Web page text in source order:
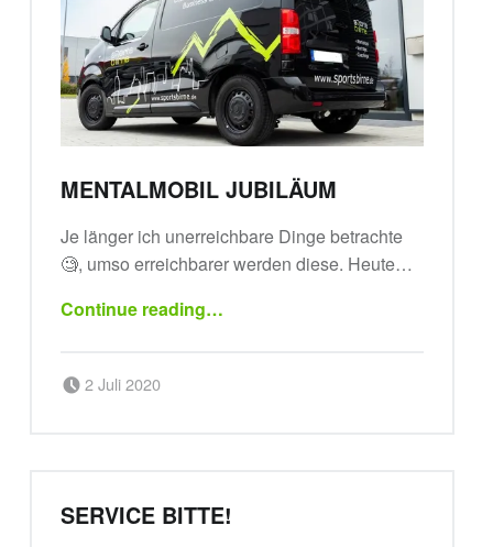
MENTALMOBIL JUBILÄUM
Je länger ich unerreichbare Dinge betrachte
🧐, umso erreichbarer werden diese. Heute…
Continue reading…
2 Juli 2020
SERVICE BITTE!